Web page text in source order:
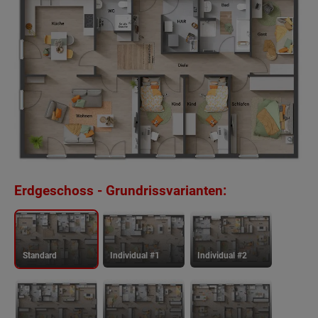
Erdgeschoss - Grundrissvarianten:
Standard Individual #1 Individual #2